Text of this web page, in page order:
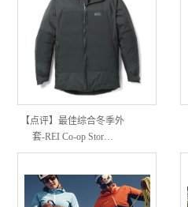
【点评】最佳综合冬季外
套-REI Co-op Stor…